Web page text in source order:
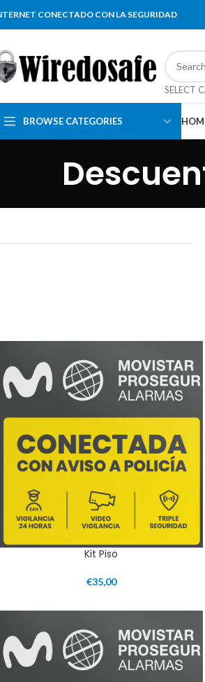
CONECTADO CON LA SEGURIDAD
SELECT
BROWSE CATEGORIES
Kit Piso
€35,00